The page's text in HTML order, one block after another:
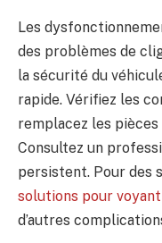
Les
des problèmes de
la sécurité du
rapide. Vérifiez les
remplacez les
Consultez un
persistent. Pour des
solutions pour
d’autres